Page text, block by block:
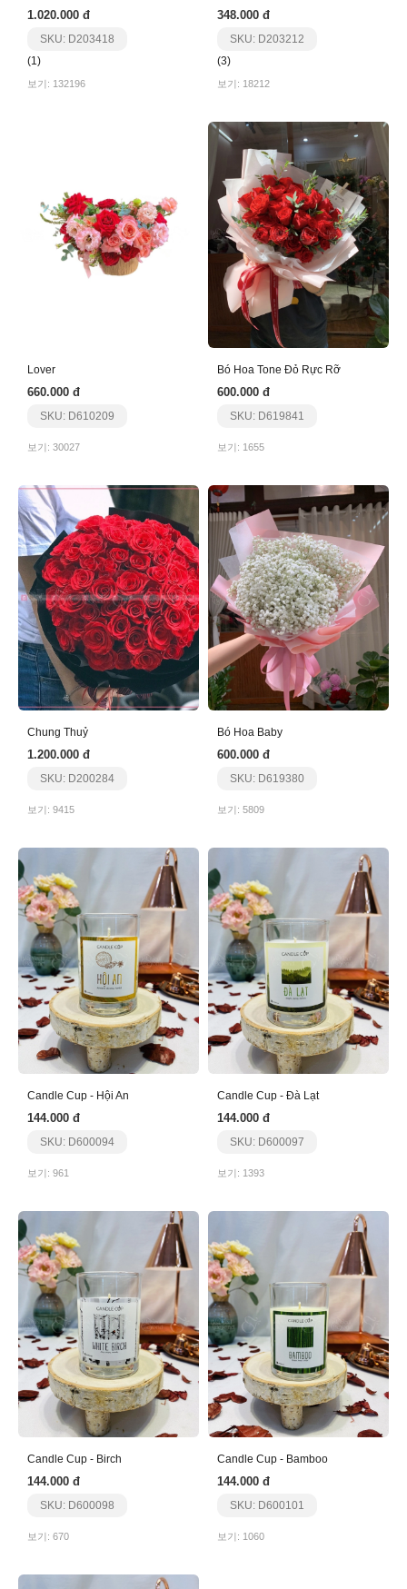
1.020.000 đ
SKU: D203418
(1)
보기: 132196
348.000 đ
SKU: D203212
(3)
보기: 18212
Lover
660.000 đ
SKU: D610209
보기: 30027
Bó Hoa Tone Đỏ Rực Rỡ
600.000 đ
SKU: D619841
보기: 1655
Chung Thuỷ
1.200.000 đ
SKU: D200284
보기: 9415
Bó Hoa Baby
600.000 đ
SKU: D619380
보기: 5809
Candle Cup - Hội An
144.000 đ
SKU: D600094
보기: 961
Candle Cup - Đà Lạt
144.000 đ
SKU: D600097
보기: 1393
Candle Cup - Birch
144.000 đ
SKU: D600098
보기: 670
Candle Cup - Bamboo
144.000 đ
SKU: D600101
보기: 1060